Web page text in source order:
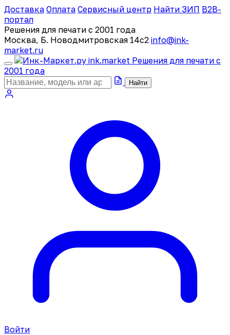
Доставка Оплата Сервисный центр Найти ЗИП B2B-
портал
Решения для печати с 2001 года
Москва, Б. Новодмитровская 14с2 info@ink-
market.ru
ink.market Решения для печати с
2001 года
Найти
Войти